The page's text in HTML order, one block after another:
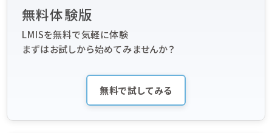
無料体験版
LMISを無料で気軽に体験
まずはお試しから始めてみませんか？
無料で試してみる